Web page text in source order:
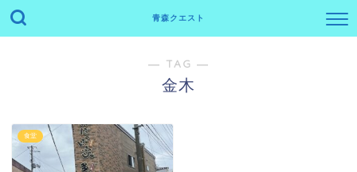
青森クエスト
― TAG ―
金木
食堂